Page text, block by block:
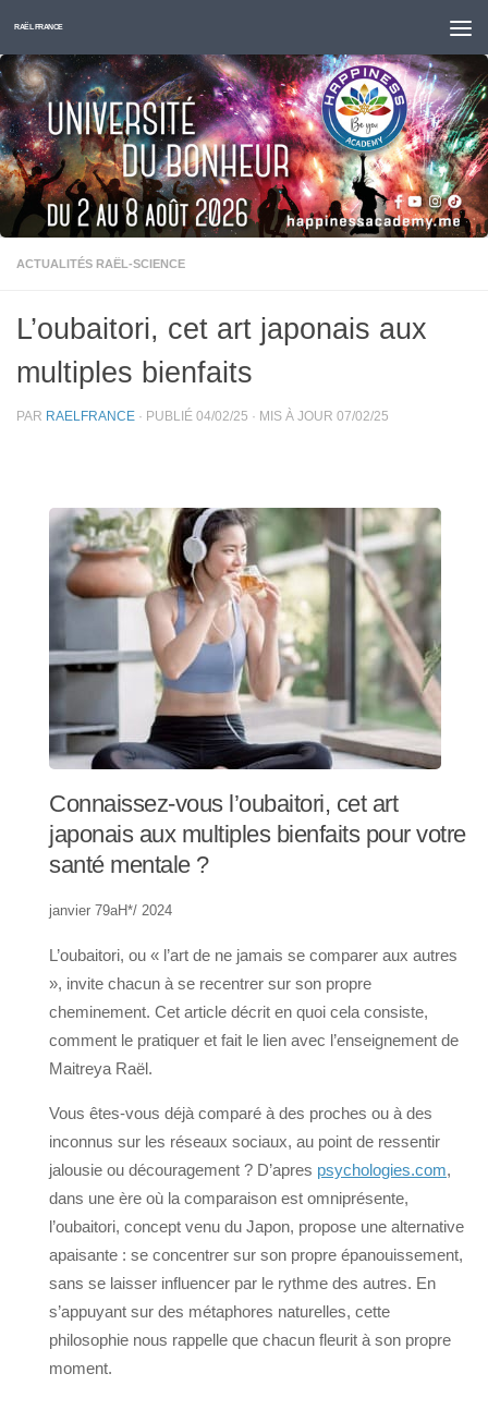
Skip to content
RAËL FRANCE
ACTUALITÉS RAËL-SCIENCE
L’oubaitori, cet art japonais aux
multiples bienfaits
PAR RAELFRANCE · PUBLIÉ 04/02/25 · MIS À JOUR 07/02/25
Connaissez-vous l’oubaitori, cet art
japonais aux multiples bienfaits pour votre
santé mentale ?
janvier 79aH*/ 2024
L’oubaitori, ou « l’art de ne jamais se comparer aux autres
», invite chacun à se recentrer sur son propre
cheminement. Cet article décrit en quoi cela consiste,
comment le pratiquer et fait le lien avec l’enseignement de
Maitreya Raël.
Vous êtes-vous déjà comparé à des proches ou à des
inconnus sur les réseaux sociaux, au point de ressentir
jalousie ou découragement ? D’apres psychologies.com,
dans une ère où la comparaison est omniprésente,
l’oubaitori, concept venu du Japon, propose une alternative
apaisante : se concentrer sur son propre épanouissement,
sans se laisser influencer par le rythme des autres. En
s’appuyant sur des métaphores naturelles, cette
philosophie nous rappelle que chacun fleurit à son propre
moment.